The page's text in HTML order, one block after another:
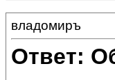
владомиръ
Ответ: